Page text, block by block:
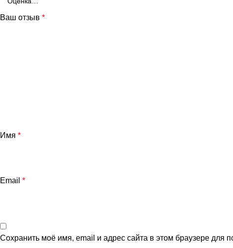
Ваш отзыв *
Имя *
Email *
Сохранить моё имя, email и адрес сайта в этом браузере для